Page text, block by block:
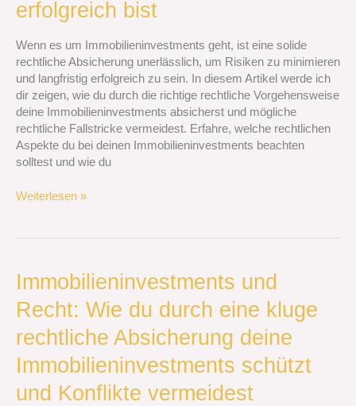
erfolgreich bist
Wenn es um Immobilieninvestments geht, ist eine solide
rechtliche Absicherung unerlässlich, um Risiken zu minimieren
und langfristig erfolgreich zu sein. In diesem Artikel werde ich
dir zeigen, wie du durch die richtige rechtliche Vorgehensweise
deine Immobilieninvestments absicherst und mögliche
rechtliche Fallstricke vermeidest. Erfahre, welche rechtlichen
Aspekte du bei deinen Immobilieninvestments beachten
solltest und wie du
Risiken
minimierst
und
langfristig
erfolgreich
bist
Weiterlesen »
Immobilieninvestments und
Recht: Wie du durch eine kluge
rechtliche Absicherung deine
Immobilieninvestments schützt
und Konflikte vermeidest
Immobilieninvestments
und
Recht:
du
durch
eine
kluge